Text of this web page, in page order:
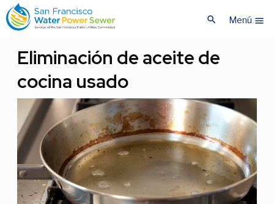
Saltar
al
contenido
Saltar
al
contenido
search Menú menu
Eliminación de aceite de
cocina usado